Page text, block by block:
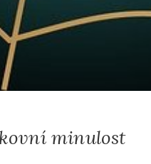
minulost